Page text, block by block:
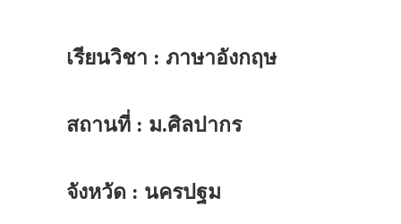
เรียนวิชา : ภาษาอังกฤษ
สถานที่ : ม.ศิลปากร
จังหวัด : นครปฐม